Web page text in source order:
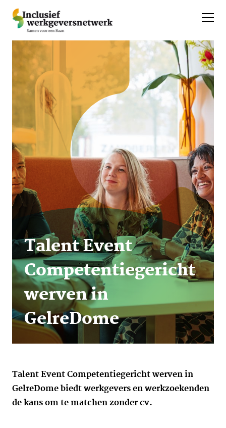
Talent Event
Competentiegericht
werven in
GelreDome
Talent Event Competentiegericht werven in
GelreDome biedt werkgevers en werkzoekenden
de kans om te matchen zonder cv.